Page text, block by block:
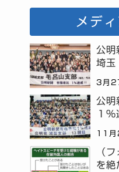
メデ
公
埼玉
3月
公明
１％
11月
（
を絶